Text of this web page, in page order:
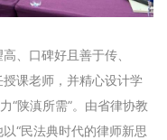
、口碑好且善于传、
课老师，并精心设计学
“陕滇所需”。由省律协教
“民法典时代的律师新思